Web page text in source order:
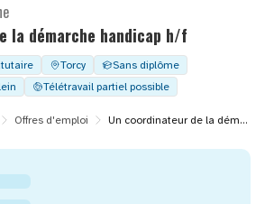
la démarche handicap h/f
Torcy
Sans diplôme
Télétravail partiel possible
Offres d'emploi Un coordinateur de la démarche handicap h/f